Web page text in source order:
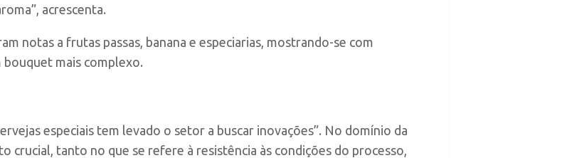
acrescenta.
notas a frutas passas, banana e especiarias, mostrando-se com
bouquet mais complexo.
especiais tem levado o setor a buscar inovações”. No domínio da
crucial, tanto no que se refere à resistência às condições do processo,